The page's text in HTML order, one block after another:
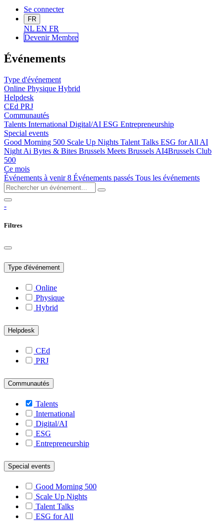
Se connecter
FR
NL EN FR
Devenir Membre
Événements
Type d'événement
Online Physique Hybrid
Helpdesk
CEd PRJ
Communautés
Talents International Digital/AI ESG Entrepreneurship
Special events
Good Morning 500 Scale Up Nights Talent Talks ESG for All AI
Night Ai Bytes & Bites Brussels Meets Brussels AI4Brussels Club
500
Ce mois
Événements à venir8 Événements passés Tous les événements
-
Filtres
Type d'événement
Online
Physique
Hybrid
Helpdesk
CEd
PRJ
Communautés
Talents
International
Digital/AI
ESG
Entrepreneurship
Special events
Good Morning 500
Scale Up Nights
Talent Talks
ESG for All